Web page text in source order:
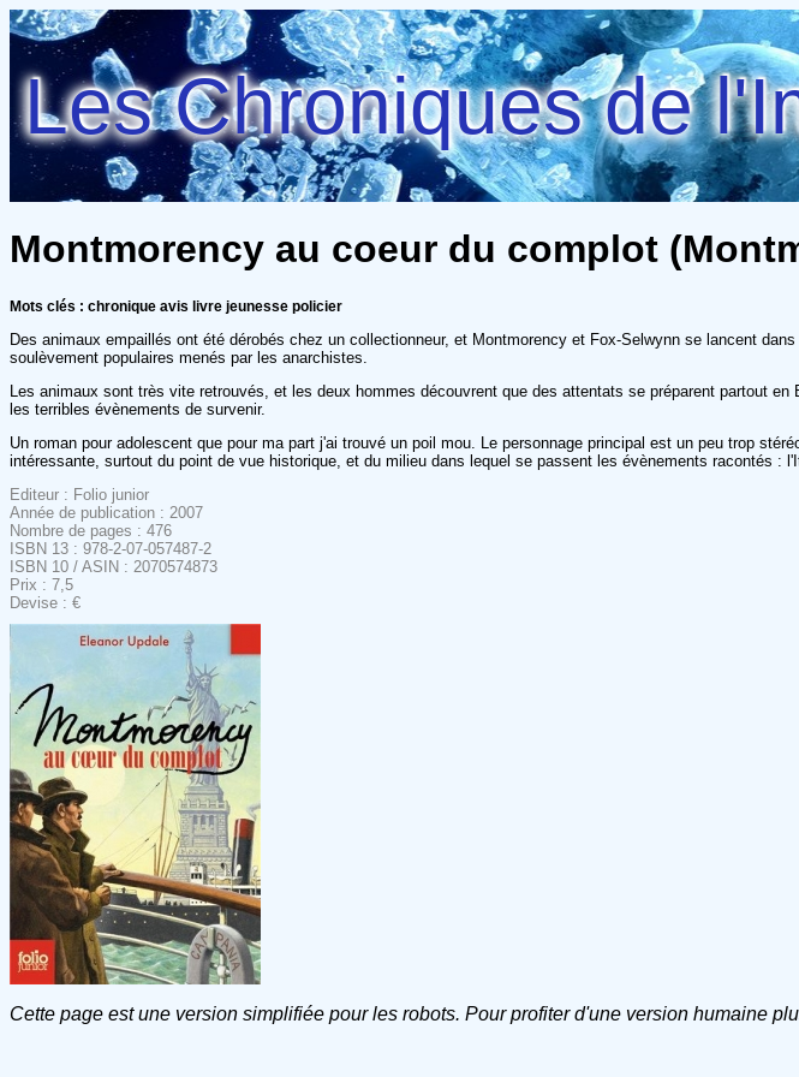
Les Chroniques de
Montmorency au coeur du complot
Mots clés : chronique avis livre jeunesse policier
Des animaux empaillés ont été dérobés chez un collectionneur, et Montmorency et Fox-Selwynn se lancent
soulèvement populaires menés par les anarchistes.
Les animaux sont très vite retrouvés, et les deux hommes découvrent que des attentats se préparent partout
les terribles évènements de survenir.
Un roman pour adolescent que pour ma part j'ai trouvé un poil mou. Le personnage principal est un peu trop
intéressante, surtout du point de vue historique, et du milieu dans lequel se passent les évènements racontés :
Editeur : Folio junior
Année de publication : 2007
Nombre de pages : 476
ISBN 13 : 978-2-07-057487-2
ISBN 10 / ASIN : 2070574873
Prix : 7,5
Devise : €
Cette page est une version simplifiée pour les robots. Pour profiter d'une version humaine